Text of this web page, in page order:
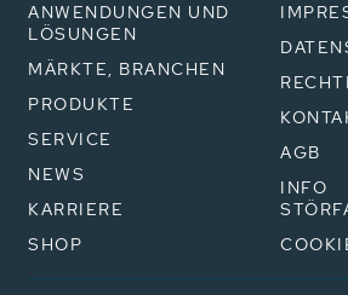
ANWENDUNGEN UND
LÖSUNGEN
MÄRKTE, BRANCHEN
PRODUKTE
SERVICE
NEWS
KARRIERE
SHOP
AGB
INFO